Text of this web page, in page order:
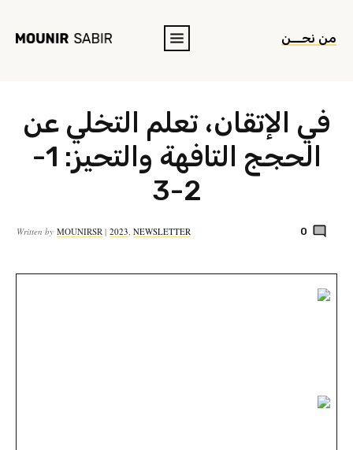
من نحــن
في الإتقان، تعلم التخلي عن
الحجج التافهة والتحيز: 1-
2-3
Written by MOUNIRSR | 2023 NEWSLETTER 0